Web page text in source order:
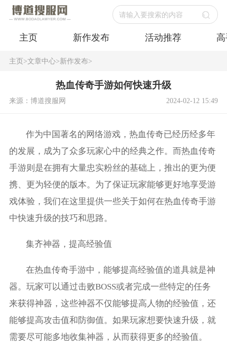
请输入要搜索的内容
主页 新作发布 活动推荐
主页>文章中心>新作发布>
热血传奇手游如何快速升级
来源：博道搜服网 2024-02-12 15:49
作为中国著名的网络游戏，热血传奇已经历经多年
的发展，成为了众多玩家心中的经典之作。而热血传奇
手游则是在拥有大量忠实粉丝的基础上，推出的更为便
携、更为轻便的版本。为了保证玩家能够更好地享受游
戏体验，我们在这里提供一些关于如何在热血传奇手游
中快速升级的技巧和思路。
集齐神器，提高经验值
在热血传奇手游中，能够提高经验值的道具就是神
器。玩家可以通过击败BOSS或者完成一些特定的任务
来获得神器，这些神器不仅能够提高人物的经验值，还
能够提高攻击值和防御值。如果玩家想要快速升级，就
需要尽可能多地收集神器，从而获得更多的经验值。